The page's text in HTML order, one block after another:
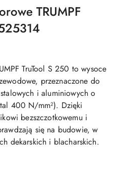
TRUMPF
TruTool S 250 to wysoce
przeznaczone do
i aluminiowych o
400 N/mm²). Dzięki
bezszczotkowemu i
się na budowie, w
dekarskich i blacharskich.